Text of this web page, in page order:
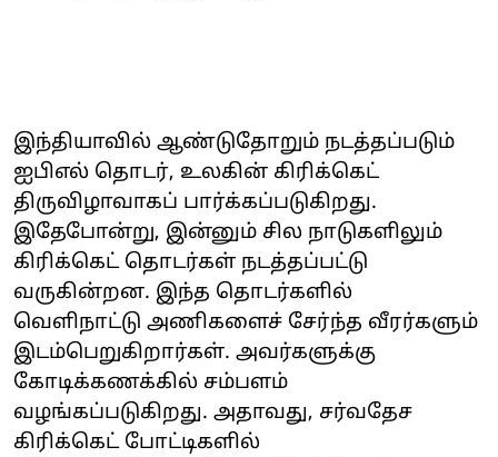
இந்தியாவில் ஆண்டுதோறும் நடத்தப்படும்
ஐபிஎல் தொடர், உலகின் கிரிக்கெட்
திருவிழாவாகப் பார்க்கப்படுகிறது.
இதேபோன்று, இன்னும் சில நாடுகளிலும்
கிரிக்கெட் தொடர்கள் நடத்தப்பட்டு
வருகின்றன. இந்த தொடர்களில்
வெளிநாட்டு அணிகளைச் சேர்ந்த வீரர்களும்
இடம்பெறுகிறார்கள். அவர்களுக்கு
கோடிக்கணக்கில் சம்பளம்
வழங்கப்படுகிறது. அதாவது, சர்வதேச
கிரிக்கெட் போட்டிகளில்